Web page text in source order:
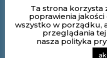
Ta strona korzysta
poprawienia jakości
wszystko w porządku,
przeglądania tej
nasza polityka